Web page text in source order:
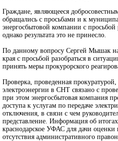
Граждане, являющееся
обращались с просьбами и к
энергосбытовой компании с
однако результата это не принесло.
По данному вопросу Сергей Мышак
края с просьбой разобраться в
принять меры прокурорского
Проверка, проведенная
электроэнергии в СНТ связано с
при этом энергосбытовая компания
доступа к услугам по передаче
отключения, в связи с чем
представление. Информация об
краснодарское УФАС для дачи оценки
отсутствия административного